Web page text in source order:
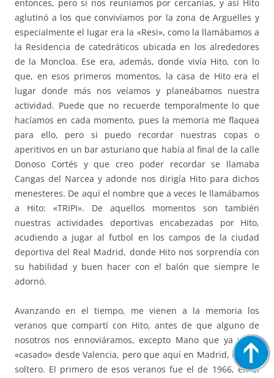
entonces, pero sí nos reuníamos por cercanías, y así Hito
aglutinó a los que convivíamos por la zona de Arguelles y
especialmente el lugar era la «Resi», como la llamábamos a
la Residencia de catedráticos ubicada en los alrededores
de la Moncloa. Ese era, además, donde vivía Hito, con lo
que, en esos primeros momentos, la casa de Hito era el
lugar donde más nos veíamos y planeábamos nuestra
actividad. Puede que no recuerde temporalmente lo que
hacíamos en cada momento, pues la memoria me flaquea
para ello, pero si puedo recordar nuestras copas o
aperitivos en un bar asturiano que había al final de la calle
Donoso Cortés y que creo poder recordar se llamaba
Cangas del Narcea y adonde nos dirigía Hito para dichos
menesteres. De aquí el nombre que a veces le llamábamos
a Hito: «TRIPI». De aquellos momentos son también
nuestras actividades deportivas encabezadas por Hito,
acudiendo a jugar al futbol en los campos de la ciudad
deportiva del Real Madrid, donde Hito nos sorprendía con
su habilidad y buen hacer con el balón que siempre le
adornó.
Avanzando en el tiempo, me vienen a la memoria los
veranos que compartí con Hito, antes de que alguno de
nosotros nos ennoviáramos, excepto Mano que ya venía
«casado» desde Valencia, pero que aquí en Madrid, estaba
soltero. El primero de esos veranos fue el de 1966, en el